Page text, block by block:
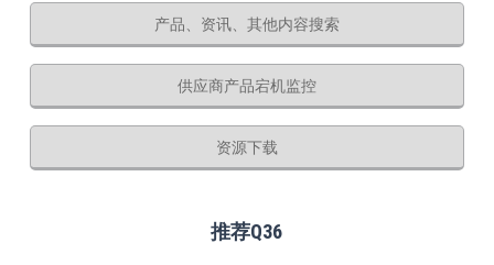
产品、资讯、其他内容搜索
供应商产品宕机监控
资源下载
推荐Q36